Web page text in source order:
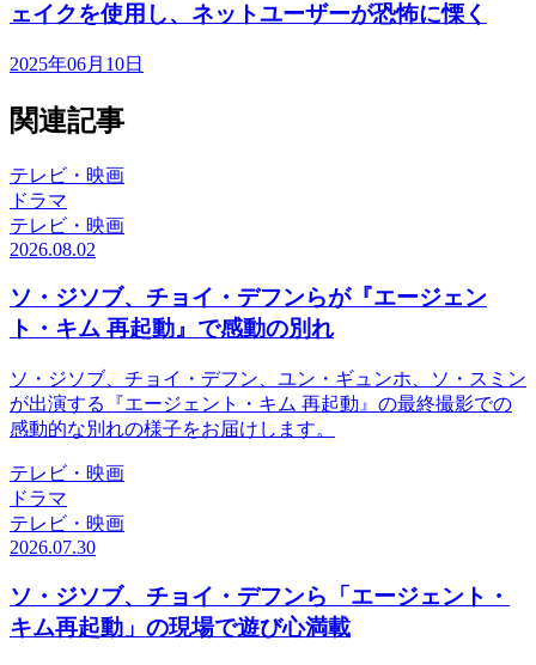
ェイクを使用し、ネットユーザーが恐怖に慄く
2025年06月10日
関連記事
テレビ・映画
ドラマ
テレビ・映画
2026.08.02
ソ・ジソブ、チョイ・デフンらが『エージェン
ト・キム 再起動』で感動の別れ
ソ・ジソブ、チョイ・デフン、ユン・ギュンホ、ソ・スミン
が出演する『エージェント・キム 再起動』の最終撮影での
感動的な別れの様子をお届けします。
テレビ・映画
ドラマ
テレビ・映画
2026.07.30
ソ・ジソブ、チョイ・デフンら「エージェント・
キム再起動」の現場で遊び心満載